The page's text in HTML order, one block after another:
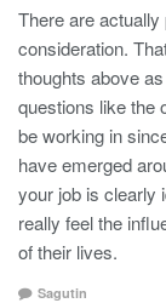
There are
consideration.
thoughts above
questions like the
be working in
have emerged
your job is clearly
really feel the
of their lives.
Sagutin